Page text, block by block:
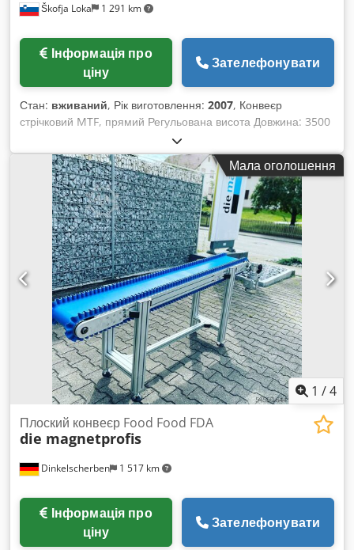
Škofja Loka 1 291 km
ціну
Зателефонувати
Стан: вживаний, Рік виготовлення: 2007, Конвеєр
стрічковий MTF, прямий Регульована висота Довжина: 3500
мм Dwjdpjzl Tv Hefx Akioa Корисна ширина: 350 мм
Мала оголошення
1 /4
Dinkelscherben 1 517 km
Плоский конвеєр Food Food FDA
die magnetprofis
ціну
Зателефонувати